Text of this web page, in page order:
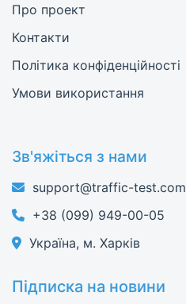
Про проект
Контакти
Політика конфіденційності
Умови використання
Зв'яжіться з нами
support@traffic-test.com
+38 (099) 949-00-05
Україна, м. Харків
Підписка на новини